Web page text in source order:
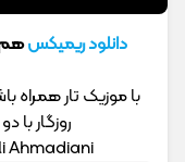
دانلود ریمیکسهم
با موزیک تار همراه
روزگار با دو